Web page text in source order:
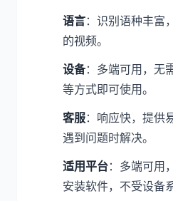
语言：识别语种丰富
的视频。
设备：多端可用，无
等方式即可使用。
客服：响应快，提供
遇到问题时解决。
适用平台：多端可用
安装软件，不受设备